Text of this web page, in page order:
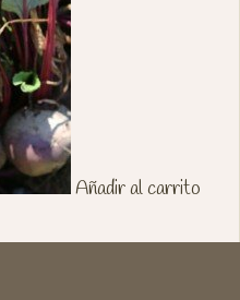
Añadir al carrito